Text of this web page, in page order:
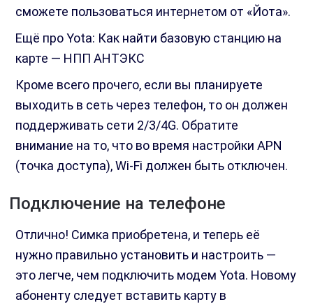
сможете пользоваться интернетом от «Йота».
Ещё про Yota: Как найти базовую станцию на
карте — НПП АНТЭКС
Кроме всего прочего, если вы планируете
выходить в сеть через телефон, то он должен
поддерживать сети 2/3/4G. Обратите
внимание на то, что во время настройки APN
(точка доступа), Wi-Fi должен быть отключен.
Подключение на телефоне
Отлично! Симка приобретена, и теперь её
нужно правильно установить и настроить —
это легче, чем подключить модем Yota. Новому
абоненту следует вставить карту в